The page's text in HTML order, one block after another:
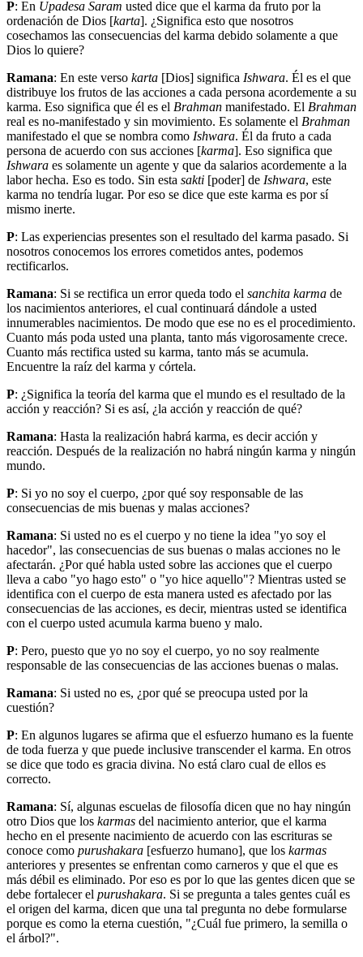
P: En Upadesa Saram usted dice que el karma da fruto por la
ordenación de Dios [karta]. ¿Significa esto que nosotros
cosechamos las consecuencias del karma debido solamente a que
Dios lo quiere?
Ramana: En este verso karta [Dios] significa Ishwara. Él es el que
distribuye los frutos de las acciones a cada persona acordemente a su
karma. Eso significa que él es el Brahman manifestado. El Brahman
real es no-manifestado y sin movimiento. Es solamente el Brahman
manifestado el que se nombra como Ishwara. Él da fruto a cada
persona de acuerdo con sus acciones [karma]. Eso significa que
Ishwara es solamente un agente y que da salarios acordemente a la
labor hecha. Eso es todo. Sin esta sakti [poder] de Ishwara, este
karma no tendría lugar. Por eso se dice que este karma es por sí
mismo inerte.
P: Las experiencias presentes son el resultado del karma pasado. Si
nosotros conocemos los errores cometidos antes, podemos
rectificarlos.
Ramana: Si se rectifica un error queda todo el sanchita karma de
los nacimientos anteriores, el cual continuará dándole a usted
innumerables nacimientos. De modo que ese no es el procedimiento.
Cuanto más poda usted una planta, tanto más vigorosamente crece.
Cuanto más rectifica usted su karma, tanto más se acumula.
Encuentre la raíz del karma y córtela.
P: ¿Significa la teoría del karma que el mundo es el resultado de la
acción y reacción? Si es así, ¿la acción y reacción de qué?
Ramana: Hasta la realización habrá karma, es decir acción y
reacción. Después de la realización no habrá ningún karma y ningún
mundo.
P: Si yo no soy el cuerpo, ¿por qué soy responsable de las
consecuencias de mis buenas y malas acciones?
Ramana: Si usted no es el cuerpo y no tiene la idea "yo soy el
hacedor", las consecuencias de sus buenas o malas acciones no le
afectarán. ¿Por qué habla usted sobre las acciones que el cuerpo
lleva a cabo "yo hago esto" o "yo hice aquello"? Mientras usted se
identifica con el cuerpo de esta manera usted es afectado por las
consecuencias de las acciones, es decir, mientras usted se identifica
con el cuerpo usted acumula karma bueno y malo.
P: Pero, puesto que yo no soy el cuerpo, yo no soy realmente
responsable de las consecuencias de las acciones buenas o malas.
Ramana: Si usted no es, ¿por qué se preocupa usted por la
cuestión?
P: En algunos lugares se afirma que el esfuerzo humano es la fuente
de toda fuerza y que puede inclusive transcender el karma. En otros
se dice que todo es gracia divina. No está claro cual de ellos es
correcto.
Ramana: Sí, algunas escuelas de filosofía dicen que no hay ningún
otro Dios que los karmas del nacimiento anterior, que el karma
hecho en el presente nacimiento de acuerdo con las escrituras se
conoce como purushakara [esfuerzo humano], que los karmas
anteriores y presentes se enfrentan como carneros y que el que es
más débil es eliminado. Por eso es por lo que las gentes dicen que se
debe fortalecer el purushakara. Si se pregunta a tales gentes cuál es
el origen del karma, dicen que una tal pregunta no debe formularse
porque es como la eterna cuestión, "¿Cuál fue primero, la semilla o
el árbol?".